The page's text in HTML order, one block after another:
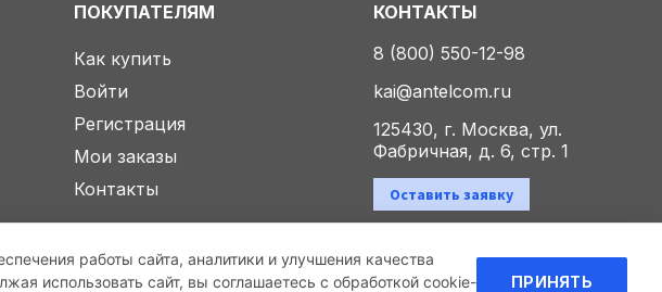
работы сайта, аналитики и улучшения качества
использовать сайт, вы соглашаетесь с обработкой cookie-
ПРИНЯТЬ
ПОКУПАТЕЛЯМ
Как купить
Войти
Регистрация
Мои заказы
Контакты
КОНТАКТЫ
8 (800) 550-12-98
kai@antelcom.ru
125430, г. Москва, ул.
Фабричная, д. 6, стр. 1
Оставить заявку
Политика конфиденциальности